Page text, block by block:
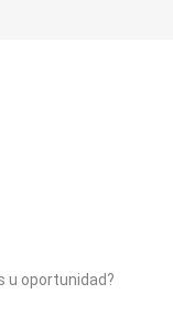
u oportunidad?